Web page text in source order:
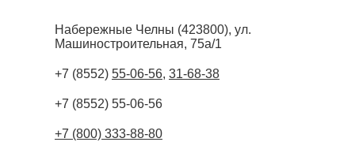
Набережные Челны (423800), ул.
Машиностроительная, 75а/1
+7 (8552) 55-06-56, 31-68-38
+7 (8552) 55-06-56
+7 (800) 333-88-80